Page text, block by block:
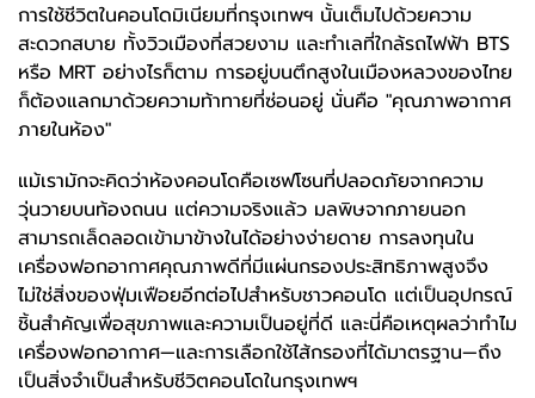
การใช้ชีวิตในคอนโดมิเนียมที่กรุงเทพฯ นั้นเต็มไปด้วยความ
สะดวกสบาย ทั้งวิวเมืองที่สวยงาม และทำเลที่ใกล้รถไฟฟ้า BTS
หรือ MRT อย่างไรก็ตาม การอยู่บนตึกสูงในเมืองหลวงของไทย
ก็ต้องแลกมาด้วยความท้าทายที่ซ่อนอยู่ นั่นคือ "คุณภาพอากาศ
ภายในห้อง"
แม้เรามักจะคิดว่าห้องคอนโดคือเซฟโซนที่ปลอดภัยจากความ
วุ่นวายบนท้องถนน แต่ความจริงแล้ว มลพิษจากภายนอก
สามารถเล็ดลอดเข้ามาข้างในได้อย่างง่ายดาย การลงทุนใน
เครื่องฟอกอากาศคุณภาพดีที่มีแผ่นกรองประสิทธิภาพสูงจึง
ไม่ใช่สิ่งของฟุ่มเฟือยอีกต่อไปสำหรับชาวคอนโด แต่เป็นอุปกรณ์
ชิ้นสำคัญเพื่อสุขภาพและความเป็นอยู่ที่ดี และนี่คือเหตุผลว่าทำไม
เครื่องฟอกอากาศ—และการเลือกใช้ไส้กรองที่ได้มาตรฐาน—ถึง
เป็นสิ่งจำเป็นสำหรับชีวิตคอนโดในกรุงเทพฯ